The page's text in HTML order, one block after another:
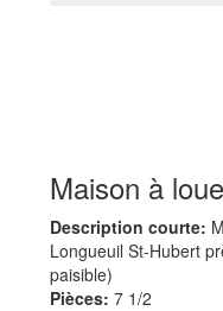
Maison à
Description courte:
Longueuil St-Hubert
paisible)
Pièces: 7 1/2